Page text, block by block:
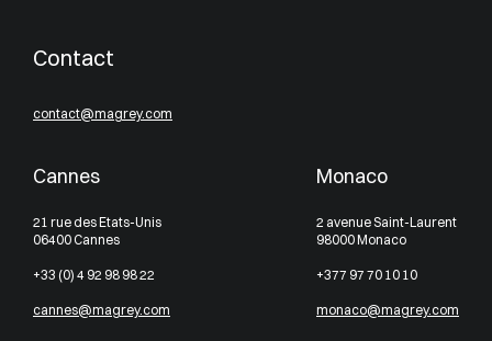
Contact
contact@magrey.com
Cannes
21 rue des Etats-Unis
06400 Cannes
+33 (0) 4 92 98 98 22
cannes@magrey.com
Monaco
2 avenue Saint-Laurent
98000 Monaco
+377 97 70 10 10
monaco@magrey.com